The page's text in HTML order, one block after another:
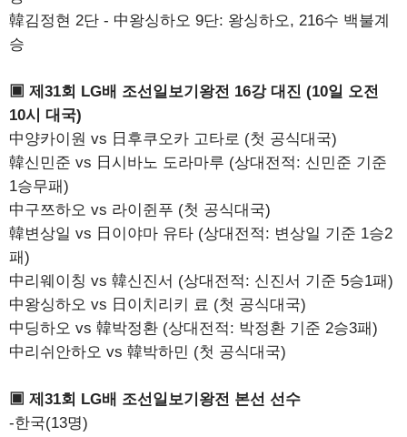
韓김정현 2단 - 中왕싱하오 9단: 왕싱하오, 216수 백불계
승
▣ 제31회 LG배 조선일보기왕전 16강 대진 (10일 오전
10시 대국)
中양카이원 vs 日후쿠오카 고타로 (첫 공식대국)
韓신민준 vs 日시바노 도라마루 (상대전적: 신민준 기준
1승무패)
中구쯔하오 vs 라이쥔푸 (첫 공식대국)
韓변상일 vs 日이야마 유타 (상대전적: 변상일 기준 1승2
패)
中리웨이칭 vs 韓신진서 (상대전적: 신진서 기준 5승1패)
中왕싱하오 vs 日이치리키 료 (첫 공식대국)
中딩하오 vs 韓박정환 (상대전적: 박정환 기준 2승3패)
中리쉬안하오 vs 韓박하민 (첫 공식대국)
▣ 제31회 LG배 조선일보기왕전 본선 선수
-한국(13명)